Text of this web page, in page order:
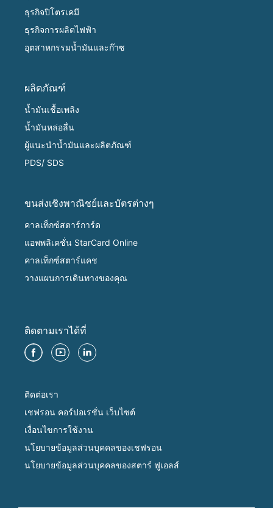
ธุรกิจปิโตรเคมี
ธุรกิจการผลิตไฟฟ้า
อุตสาหกรรมน้ำมันและก๊าซ
ผลิตภัณฑ์
น้ำมันเชื้อเพลิง
น้ำมันหล่อลื่น
ผู้แนะนำน้ำมันและผลิตภัณฑ์
PDS/ SDS
ขนส่งเชิงพาณิชย์และบัตรต่างๆ
คาลเท็กซ์สตาร์การ์ด
แอพพลิเคชั่น StarCard Online
คาลเท็กซ์สตาร์แคช
วางแผนการเดินทางของคุณ
ติดตามเราได้ที่
ติดต่อเรา
เชฟรอน คอร์ปอเรชั่น เว็บไซต์
เงื่อนไขการใช้งาน
นโยบายข้อมูลส่วนบุคคลของเชฟรอน
นโยบายข้อมูลส่วนบุคคลของสตาร์ ฟูเอลส์